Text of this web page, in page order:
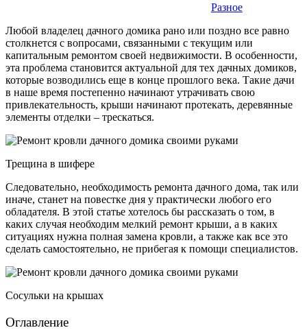
Разное
Любой владелец дачного домика рано или поздно все равно
столкнется с вопросами, связанными с текущим или
капитальным ремонтом своей недвижимости. В особенности,
эта проблема становится актуальной для тех дачных домиков,
которые возводились еще в конце прошлого века. Такие дачи
в наше время постепенно начинают утрачивать свою
привлекательность, крыши начинают протекать, деревянные
элементы отделки – трескаться.
Трещина в шифере
Следовательно, необходимость ремонта дачного дома, так или
иначе, станет на повестке дня у практически любого его
обладателя. В этой статье хотелось бы рассказать о том, в
каких случая необходим мелкий ремонт крыши, а в каких
ситуациях нужна полная замена кровли, а также как все это
сделать самостоятельно, не прибегая к помощи специалистов.
Сосульки на крышах
Оглавление